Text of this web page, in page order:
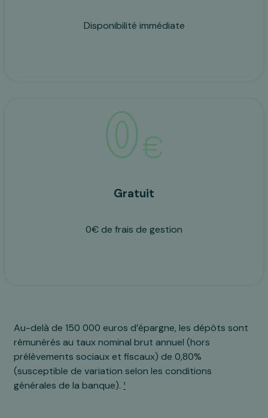
Disponibilité immédiate
Gratuit
0€ de frais de gestion
Au-delà de 150 000 euros d’épargne, les dépôts sont
rémunérés au taux nominal brut annuel (hors
prélèvements sociaux et fiscaux) de 0,80%
(susceptible de variation selon les conditions
générales de la banque). ¹